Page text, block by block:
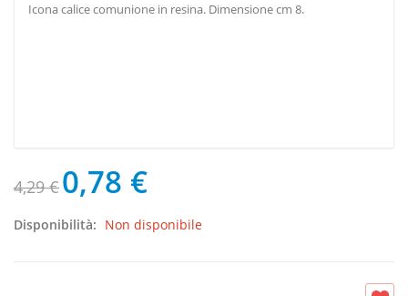
Icona calice comunione in resina. Dimensione cm 8.
4,29 €0,78 €
Disponibilità: Non disponibile